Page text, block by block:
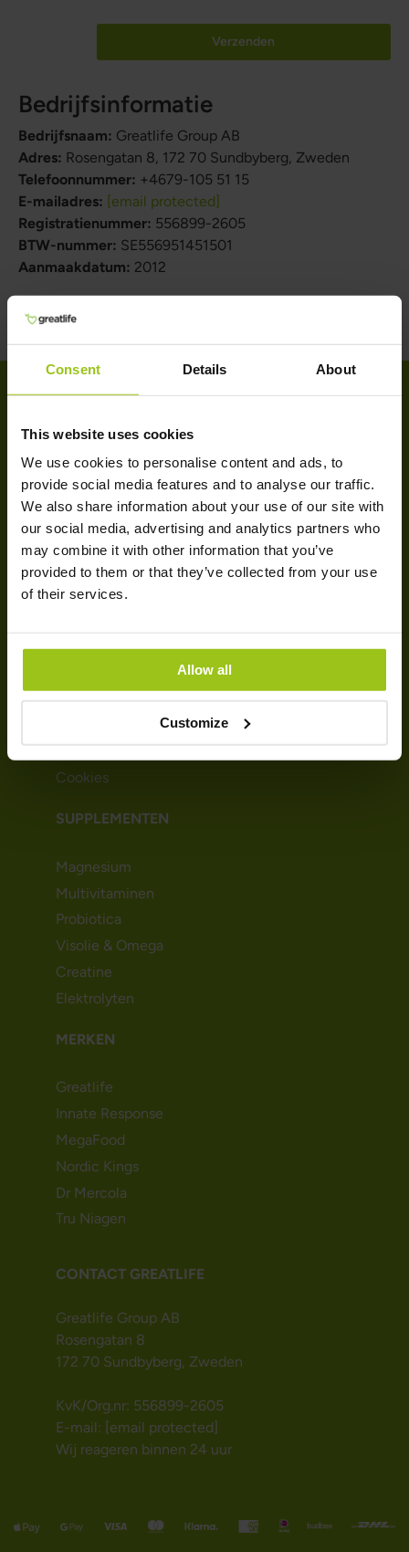
Consent Details About
This website uses cookies
We use cookies to personalise content and ads, to
provide social media features and to analyse our traffic.
We also share information about your use of our site with
our social media, advertising and analytics partners who
may combine it with other information that you’ve
provided to them or that they’ve collected from your use
of their services.
Allow all
Customize
Verzenden
Bedrijfsinformatie
Bedrijfsnaam: Greatlife Group AB
Adres: Rosengatan 8, 172 70 Sundbyberg, Zweden
Telefoonnummer: +4679-105 51 15
E-mailadres: [email protected]
Registratienummer: 556899-2605
BTW-nummer: SE556951451501
Aanmaakdatum: 2012
KLANTENSERVICE
Contact
Volg je pakket
Leveringsinformatie
Betalingsinformatie
Magazine
Cookies
SUPPLEMENTEN
Magnesium
Multivitaminen
Probiotica
Visolie & Omega
Creatine
Elektrolyten
MERKEN
Greatlife
Innate Response
MegaFood
Nordic Kings
Dr Mercola
Tru Niagen
CONTACT GREATLIFE
Greatlife Group AB
Rosengatan 8
172 70 Sundbyberg, Zweden
KvK/Org.nr: 556899-2605
E-mail: [email protected]
Wij reageren binnen 24 uur